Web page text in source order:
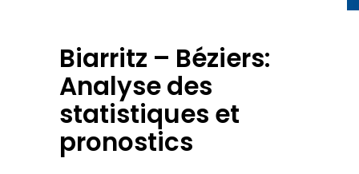
Biarritz – Béziers:
Analyse des
statistiques et
pronostics